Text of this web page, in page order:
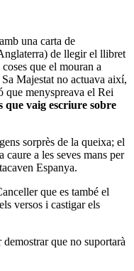
una carta de
de llegir el llibret
que el mouran a
Majestat no actuava així,
que menyspreava el Rei
que vaig escriure sobre
sorprès de la queixa; el
a les seves mans per
Espanya.
que es també el
versos i castigar els
que no suportarà